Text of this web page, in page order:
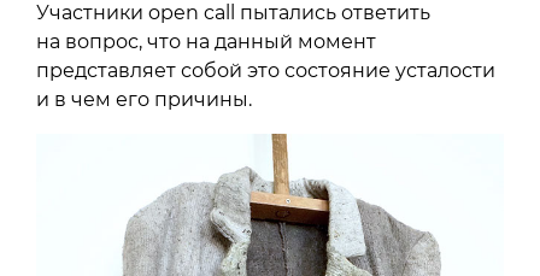
Участники open call пытались ответить
на вопрос, что на данный момент
представляет собой это состояние усталости
и в чем его причины.